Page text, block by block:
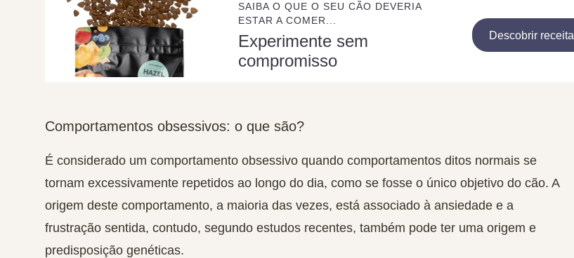
SAIBA O QUE O SEU CÃO DEVERIA
ESTAR A COMER...
Experimente sem
compromisso
Descobrir receita
Comportamentos obsessivos: o que são?
É considerado um comportamento obsessivo quando comportamentos ditos normais se
tornam excessivamente repetidos ao longo do dia, como se fosse o único objetivo do cão. A
origem deste comportamento, a maioria das vezes, está associado à ansiedade e a
frustração sentida, contudo, segundo estudos recentes, também pode ter uma origem e
predisposição genéticas.